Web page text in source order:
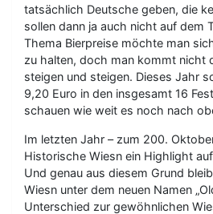
tatsächlich Deutsche geben, die
sollen dann ja auch nicht auf dem
Thema Bierpreise möchte man
zu halten, doch man kommt nicht
steigen und steigen. Dieses Jahr
9,20 Euro in den insgesamt 16
schauen wie weit es noch nach
Im letzten Jahr – zum 200.
Historische Wiesn ein Highlight
Und genau aus diesem Grund
Wiesn unter dem neuen Namen
Unterschied zur gewöhnlichen